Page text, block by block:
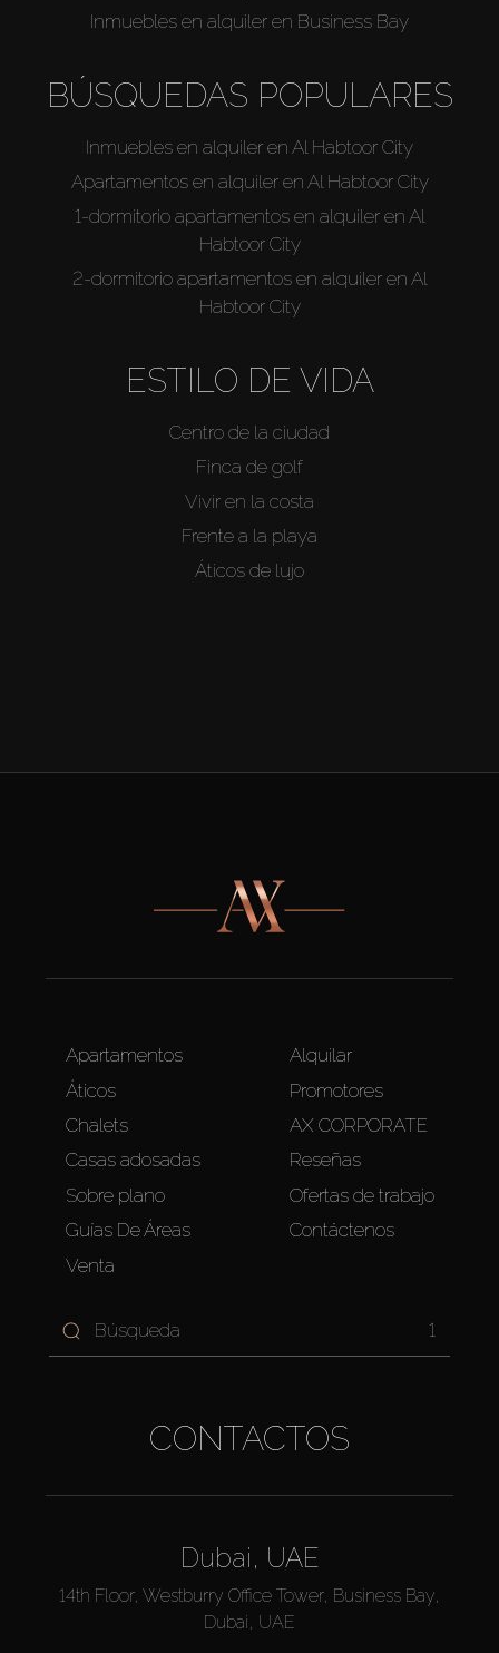
Inmuebles en alquiler en Business Bay
BÚSQUEDAS POPULARES
Inmuebles en alquiler en Al Habtoor City
Apartamentos en alquiler en Al Habtoor City
1-dormitorio apartamentos en alquiler en Al
Habtoor City
2-dormitorio apartamentos en alquiler en Al
Habtoor City
ESTILO DE VIDA
Centro de la ciudad
Finca de golf
Vivir en la costa
Frente a la playa
Áticos de lujo
Apartamentos
Áticos
Chalets
Casas adosadas
Sobre plano
Guías De Áreas
Venta
Alquilar
Promotores
AX CORPORATE
Reseñas
Ofertas de trabajo
Contáctenos
1
CONTACTOS
Dubai, UAE
14th Floor, Westburry Office Tower, Business Bay,
Dubai, UAE